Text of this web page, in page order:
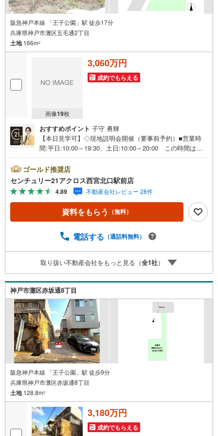
阪急神戸本線 「王子公園」駅 徒歩17分
兵庫県神戸市灘区五毛通2丁目
土地166m2
画像19枚
3,060万円
成約でもらえる
おすすめポイント 子守 勇輝
【本日見学可】◇現地説明会開催（要事前予約）■営業時
間:平日:10:00～19:30、土日:10:00～20:00 この時間はお
件無しの土地です。お好きなハウスメーカーで建築可能。
阪急神戸線「王子公園」駅まで徒歩約17分。○センチュリ
ー21アクロスグループの3つの特徴○■センチュリー21グル
ープで28年連続No.1（1997年～2024年兵庫地区仲介実績）
西宮・尼崎・伊丹・宝塚にて8店舗展開中。阪神間での購
入や売却は当店にお任せ下さい■お客様駐車場、キッズスペ
車でのお越しも大歓迎です。 お子様連れでもご安心くだ
は2000万円台の新築戸建や、1000万円台の中古マンション
を始め多数物件を取り扱っています。Yahoo！不動産に掲
載しきれない物件もご紹介できます。お気軽にお問合せく
ださい。弊社ホームページへは「C21アクロス」で検索！
ゴールド推奨店
センチュリー21アクロス西宮北口駅前店
4.89 不動産会社レビュー 28件
資料をもらう （無料）
電話する （通話料無料）
取り扱い不動産会社をもっと見る（全1社）
神戸市灘区赤坂通8丁目
阪急神戸本線 「王子公園」駅 徒歩9分
兵庫県神戸市灘区赤坂通8丁目
土地128.8m2
3,180万円
成約でもらえる